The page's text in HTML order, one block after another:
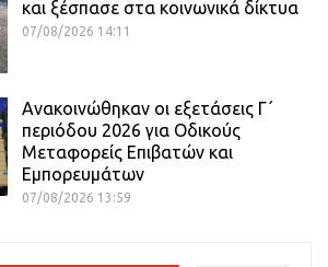
και ξέσπασε στα κοινωνικά δίκτυα
07/08/2026 14:11
Ανακοινώθηκαν οι εξετάσεις Γ΄
περιόδου 2026 για Οδικούς
Μεταφορείς Επιβατών και
Εμπορευμάτων
07/08/2026 13:59